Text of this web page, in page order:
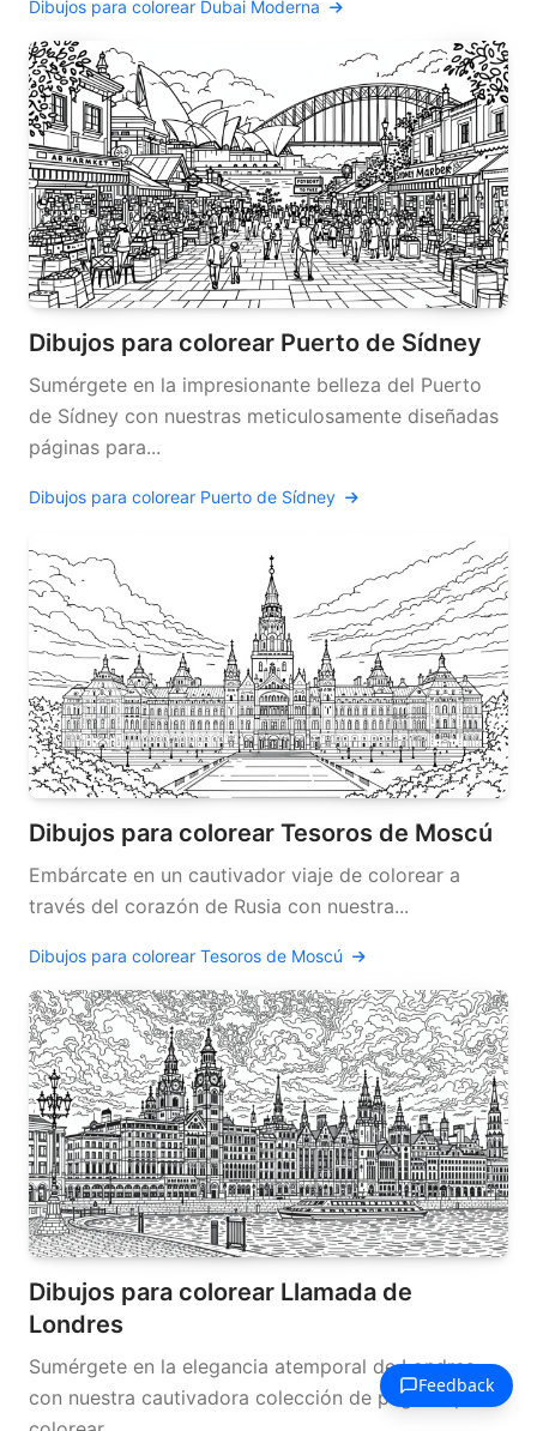
Dibujos para colorear Dubai Moderna
Dibujos para colorear Puerto de Sídney
Sumérgete en la impresionante belleza del Puerto
de Sídney con nuestras meticulosamente diseñadas
páginas para...
Dibujos para colorear Puerto de Sídney
Dibujos para colorear Tesoros de Moscú
Embárcate en un cautivador viaje de colorear a
través del corazón de Rusia con nuestra...
Dibujos para colorear Tesoros de Moscú
Dibujos para colorear Llamada de
Londres
Sumérgete en la elegancia atemporal de Londres
con nuestra cautivadora colección de páginas para